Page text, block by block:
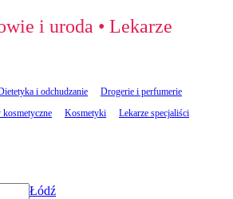
i uroda • Lekarze
i odchudzanie
Drogerie i perfumerie
kosmetyczne Kosmetyki
Lekarze specjaliści
Łódź